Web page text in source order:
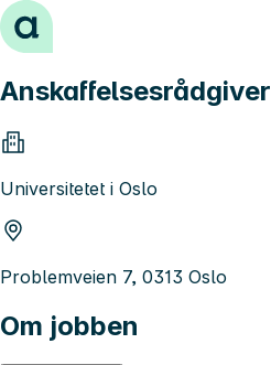
Hopp til innhold
Anskaffelsesrådgiver
Universitetet i Oslo
Problemveien 7, 0313 Oslo
Om jobben